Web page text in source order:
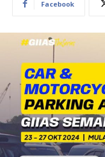
Facebook